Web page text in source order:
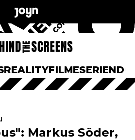
REALITYFILMESERIEN
Markus Söder,